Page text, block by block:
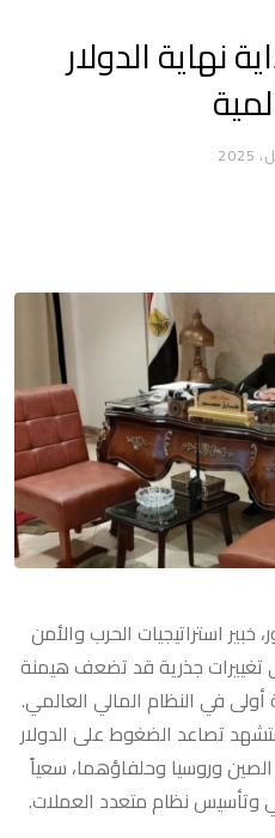
نهاية الدولار
خبير استراتيجيات الحرب والأمن
تغييرات جذرية قد تضعف هيمنة
أولى في النظام المالي العالمي.
تصاعد الضغوط على الدولار
وروسيا وحلفاؤهما، سعياً
وتأسيس نظام متعدد العملات.